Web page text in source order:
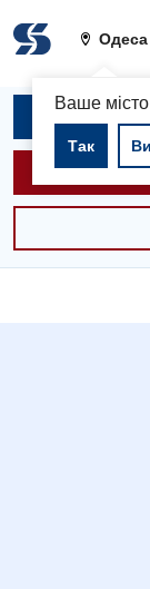
Одеса
Ваше
Так